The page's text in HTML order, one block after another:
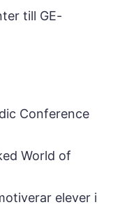
till GE-
Conference
World of
elever i